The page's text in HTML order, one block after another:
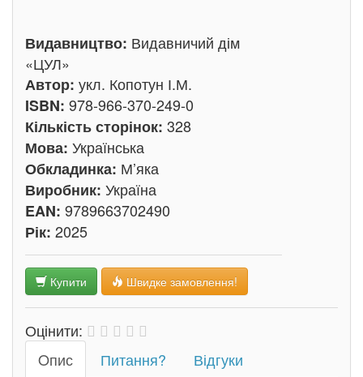
Видавництво: Видавничий дім
«ЦУЛ»
Автор: укл. Копотун І.М.
ISBN: 978-966-370-249-0
Кількість сторінок: 328
Мова: Українська
Обкладинка: М’яка
Виробник: Україна
EAN: 9789663702490
Рік: 2025
Купити Швидке замовлення!
Оцінити:
Oпис
Питання?
Відгуки